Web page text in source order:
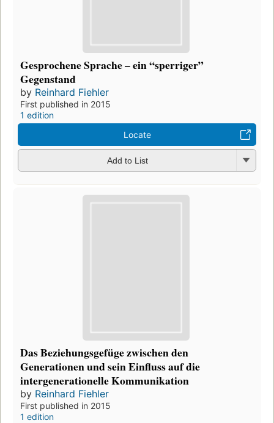
Gesprochene Sprache – ein “sperriger”
Gegenstand
by Reinhard Fiehler
First published in 2015
1 edition
Locate
Add to List
Das Beziehungsgefüge zwischen den
Generationen und sein Einfluss auf die
intergenerationelle Kommunikation
by Reinhard Fiehler
First published in 2015
1 edition